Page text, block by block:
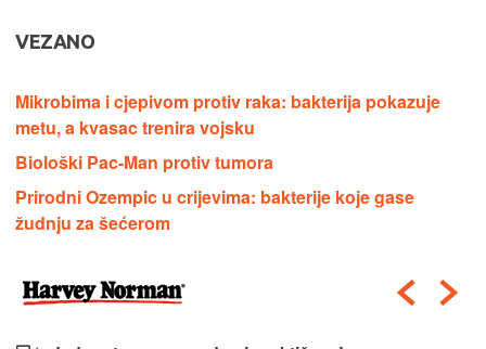
VEZANO
Mikrobima i cjepivom protiv raka: bakterija pokazuje
metu, a kvasac trenira vojsku
Biološki Pac-Man protiv tumora
Prirodni Ozempic u crijevima: bakterije koje gase
žudnju za šećerom